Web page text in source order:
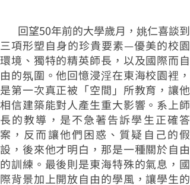
回望50年前的大學歲月，姚仁喜談到
三項形塑自身的珍貴要素—優美的校園
環境、獨特的精英師長，以及國際而自
由的氛圍。他回憶浸淫在東海校園裡，
是第一次真正被「空間」所教育，讓他
相信建築能對人產生重大影響。系上師
長的教導，是不急著告訴學生正確答
案，反而讓他們困惑、質疑自己的假
設，後來他才明白，那是一種關於自由
的訓練。最後則是東海特殊的氣息，國
際背景加上開放自由的學風，讓學生的